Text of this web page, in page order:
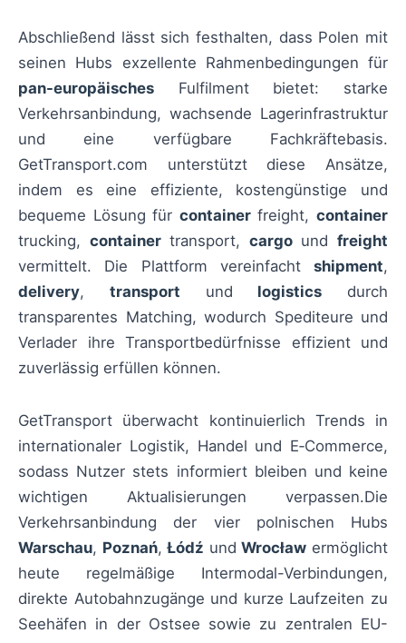
Abschließend lässt sich festhalten, dass Polen mit
seinen Hubs exzellente Rahmenbedingungen für
pan-europäisches Fulfilment bietet: starke
Verkehrsanbindung, wachsende Lagerinfrastruktur
und eine verfügbare Fachkräftebasis.
GetTransport.com unterstützt diese Ansätze,
indem es eine effiziente, kostengünstige und
bequeme Lösung für containerfreight,container
trucking, containertransport, cargoundfreight
vermittelt. Die Plattform vereinfacht shipment,
delivery, transport und logistics durch
transparentes Matching, wodurch Spediteure und
Verlader ihre Transportbedürfnisse effizient und
zuverlässig erfüllen können.
GetTransport überwacht kontinuierlich Trends in
internationaler Logistik, Handel und E‑Commerce,
sodass Nutzer stets informiert bleiben und keine
wichtigen Aktualisierungen verpassen.Die
Verkehrsanbindung der vier polnischen Hubs
Warschau, Poznań,Łódź undWrocław ermöglicht
heute regelmäßige Intermodal-Verbindungen,
direkte Autobahnzugänge und kurze Laufzeiten zu
Seehäfen in der Ostsee sowie zu zentralen EU-